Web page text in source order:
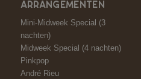
ARRANGEMENTEN
Mini-Midweek Special (3
nachten)
Midweek Special (4 nachten)
Pinkpop
André Rieu